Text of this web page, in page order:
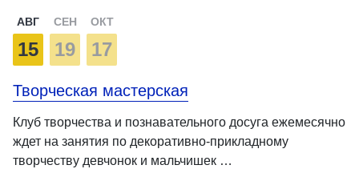
АВГ
15
СЕН
19
ОКТ
17
Творческая мастерская
Клуб творчества и познавательного досуга ежемесячно
ждет на занятия по декоративно-прикладному
творчеству девчонок и мальчишек …